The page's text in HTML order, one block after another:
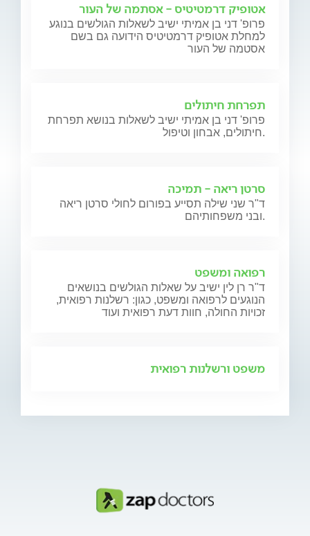
אטופיק דרמטיטיס - אסתמה של העור
פרופ' דני בן אמיתי ישיב לשאלות הגולשים בנוגע
למחלת אטופיק דרמטיטיס הידועה גם בשם
אסטמה של העור
תפרחת חיתולים
פרופ' דני בן אמיתי ישיב לשאלות בנושא תפרחת
חיתולים, אבחון וטיפול.
סרטן ריאה - תמיכה
ד"ר שני שילה תסייע בפורום לחולי סרטן ריאה
ובני משפחותיהם.
רפואה ומשפט
ד"ר רן לין ישיב על שאלות הגולשים בנושאים
הנוגעים לרפואה ומשפט, כגון: רשלנות רפואית,
זכויות החולה, חוות דעת רפואית ועוד
משפט ורשלנות רפואית